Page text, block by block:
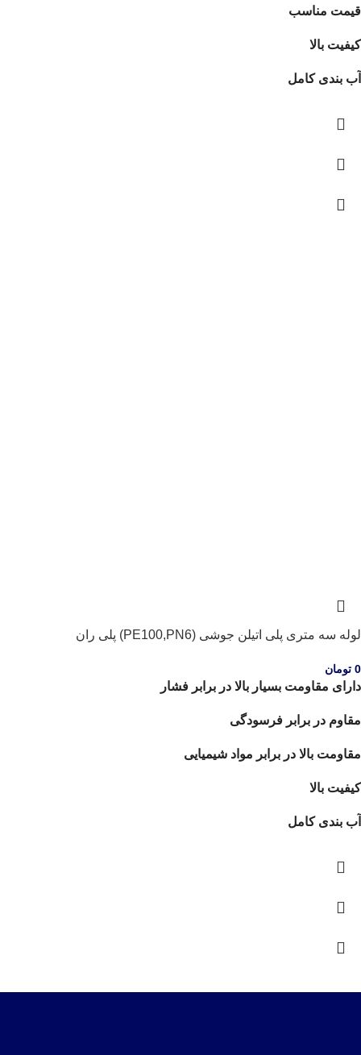
قیمت مناسب
کیفیت بالا
آب بندی کامل
لوله سه متری پلی اتیلن جوشی (PE100,PN6) پلی ران
0 تومان
دارای مقاومت بسیار بالا در برابر فشار
مقاوم در برابر فرسودگی
مقاومت بالا در برابر مواد شیمیایی
کیفیت بالا
آب بندی کامل